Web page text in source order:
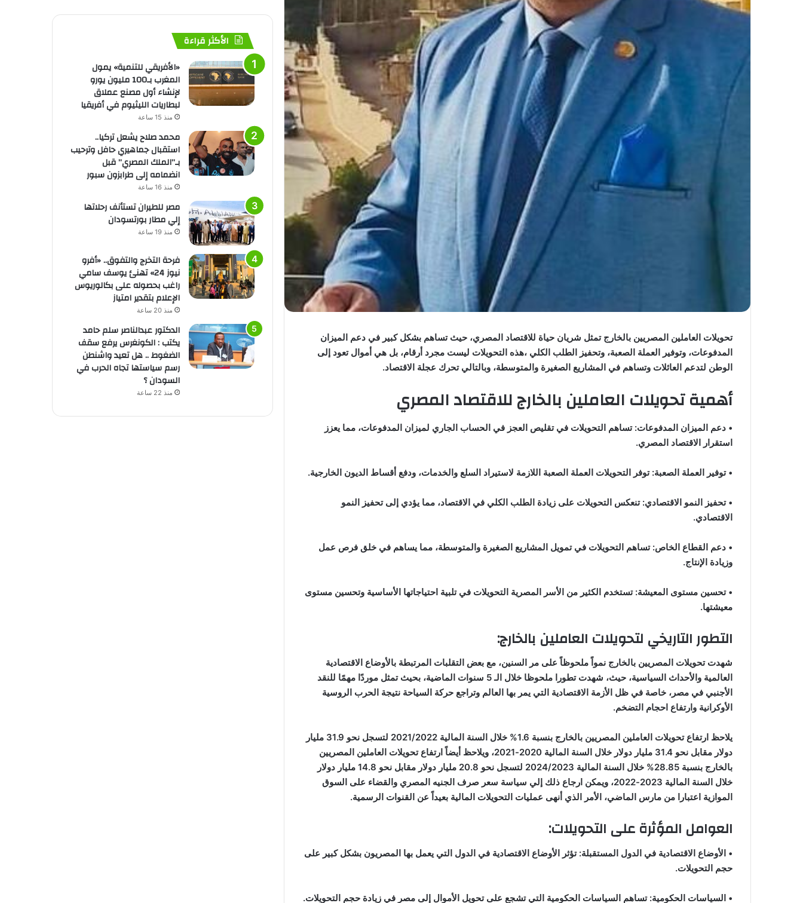
تحويلات العاملين المصريين بالخارج تمثل شريان حياة للاقتصاد المصري، حيث تساهم بشكل كبير في دعم الميزان
المدفوعات، وتوفير العملة الصعبة، وتحفيز الطلب الكلي ،هذه التحويلات ليست مجرد أرقام، بل هي أموال تعود إلى
الوطن لتدعم العائلات وتساهم في المشاريع الصغيرة والمتوسطة، وبالتالي تحرك عجلة الاقتصاد.
أهمية تحويلات العاملين بالخارج للاقتصاد المصري
• دعم الميزان المدفوعات: تساهم التحويلات في تقليص العجز في الحساب الجاري لميزان المدفوعات، مما يعزز
استقرار الاقتصاد المصري.
• توفير العملة الصعبة: توفر التحويلات العملة الصعبة اللازمة لاستيراد السلع والخدمات، ودفع أقساط الديون الخارجية.
• تحفيز النمو الاقتصادي: تنعكس التحويلات على زيادة الطلب الكلي في الاقتصاد، مما يؤدي إلى تحفيز النمو
الاقتصادي.
• دعم القطاع الخاص: تساهم التحويلات في تمويل المشاريع الصغيرة والمتوسطة، مما يساهم في خلق فرص عمل
وزيادة الإنتاج.
• تحسين مستوى المعيشة: تستخدم الكثير من الأسر المصرية التحويلات في تلبية احتياجاتها الأساسية وتحسين مستوى
معيشتها.
التطور التاريخي لتحويلات العاملين بالخارج:
شهدت تحويلات المصريين بالخارج نمواً ملحوظاً على مر السنين، مع بعض التقلبات المرتبطة بالأوضاع الاقتصادية
العالمية والأحداث السياسية، حيث، شهدت تطورا ملحوظا خلال الـ 5 سنوات الماضية، بحيث تمثل موردًا مهمًا للنقد
الأجنبي في مصر، خاصة في ظل الأزمة الاقتصادية التي يمر بها العالم وتراجع حركة السياحة نتيجة الحرب الروسية
الأوكرانية وارتفاع احجام التضخم.
يلاحظ ارتفاع تحويلات العاملين المصريين بالخارج بنسبة 1.6% خلال السنة المالية 2021/2022 لتسجل نحو 31.9 مليار
دولار مقابل نحو 31.4 مليار دولار خلال السنة المالية 2020-2021، ويلاحظ أيضاً ارتفاع تحويلات العاملين المصريين
بالخارج بنسبة 28.85% خلال السنة المالية 2024/2023 لتسجل نحو 20.8 مليار دولار مقابل نحو 14.8 مليار دولار
خلال السنة المالية 2023-2022، ويمكن ارجاع ذلك إلي سياسة سعر صرف الجنيه المصري والقضاء على السوق
الموازية اعتبارا من مارس الماضي، الأمر الذي أنهى عمليات التحويلات المالية بعيداً عن القنوات الرسمية.
العوامل المؤثرة على التحويلات:
• الأوضاع الاقتصادية في الدول المستقبلة: تؤثر الأوضاع الاقتصادية في الدول التي يعمل بها المصريون بشكل كبير على
حجم التحويلات.
• السياسات الحكومية: تساهم السياسات الحكومية التي تشجع على تحويل الأموال إلى مصر في زيادة حجم التحويلات.
الأكثر قراءة
«الأفريقي للتنمية» يمول
المغرب بـ100 مليون يورو
لإنشاء أول مصنع عملاق
لبطاريات الليثيوم في أفريقيا
منذ 15 ساعة
محمد صلاح يشعل تركيا..
استقبال جماهيري حافل وترحيب
بـ”الملك المصري” قبل
انضمامه إلى طرابزون سبور
منذ 16 ساعة
مصر للطيران تستأنف رحلاتها
إلي مطار بورتسودان
منذ 19 ساعة
فرحة التخرج والتفوق.. «أفرو
نيوز 24» تهنئ يوسف سامي
راغب بحصوله على بكالوريوس
الإعلام بتقدير امتياز
منذ 20 ساعة
الدكتور عبدالناصر سلم حامد
يكتب : الكونغرس يرفع سقف
الضغوط .. هل تعيد واشنطن
رسم سياستها تجاه الحرب في
السودان ؟
منذ 22 ساعة